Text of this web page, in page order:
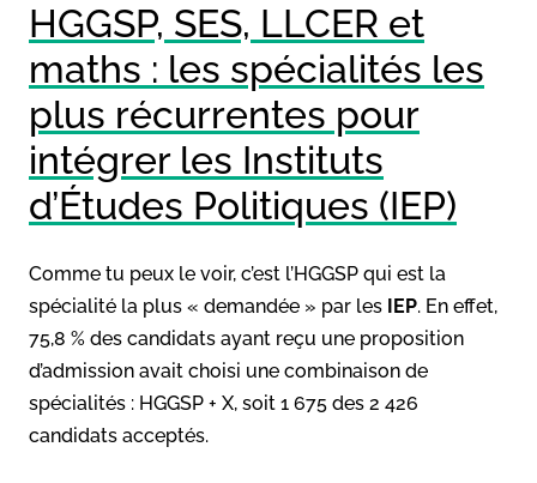
HGGSP, SES, LLCER et
maths : les spécialités les
plus récurrentes pour
intégrer les Instituts
d’Études Politiques (IEP)
Comme tu peux le voir, c’est l’HGGSP qui est la
spécialité la plus « demandée » par les
IEP. En effet,
75,8 % des candidats ayant reçu une proposition
d’admission avait choisi une combinaison de
spécialités : HGGSP + X, soit 1 675 des 2 426
candidats acceptés.